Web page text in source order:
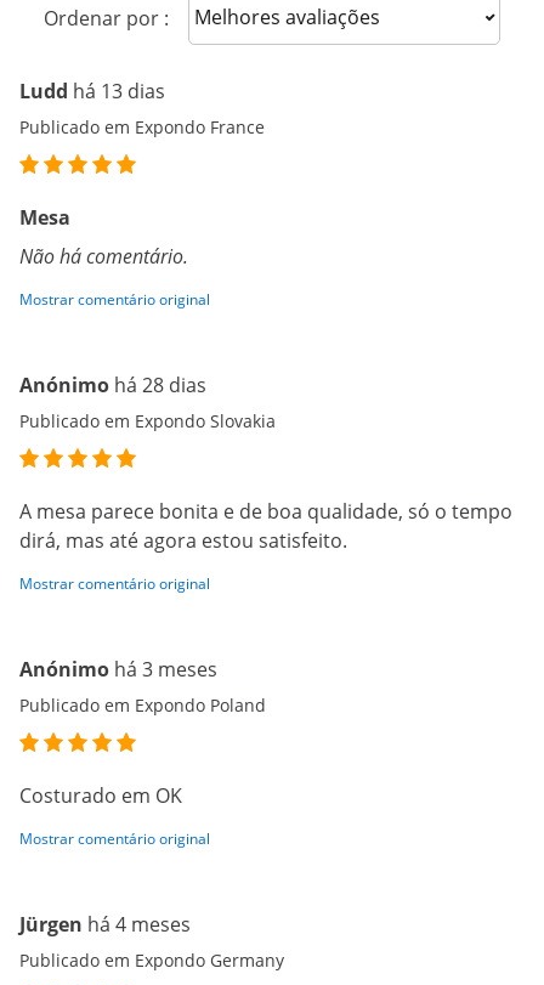
Ordenar por : Sort reviews
Ludd há 13 dias
Publicado em Expondo France
Mesa
Não há comentário.
Mostrar comentário original
Anónimo há 28 dias
Publicado em Expondo Slovakia
A mesa parece bonita e de boa qualidade, só o tempo
dirá, mas até agora estou satisfeito.
Mostrar comentário original
Anónimo há 3 meses
Publicado em Expondo Poland
Costurado em OK
Mostrar comentário original
Jürgen há 4 meses
Publicado em Expondo Germany